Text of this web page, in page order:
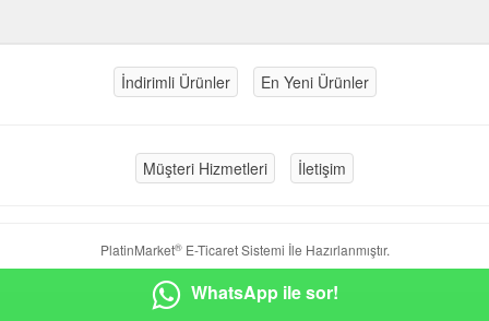
İndirimli Ürünler En Yeni Ürünler
Müşteri Hizmetleri İletişim
PlatinMarket®E-Ticaret Sistemi İle Hazırlanmıştır.
WhatsApp ile sor!